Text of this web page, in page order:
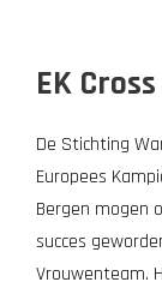
EK
De Stichting
Europees
Bergen mogen
succes
Vrouwenteam.